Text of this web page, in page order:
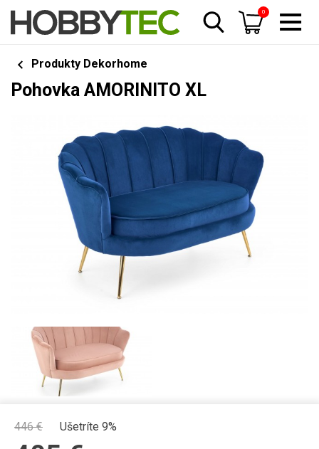
0
Produkty Dekorhome
Pohovka AMORINITO XL
446€ Ušetríte 9%